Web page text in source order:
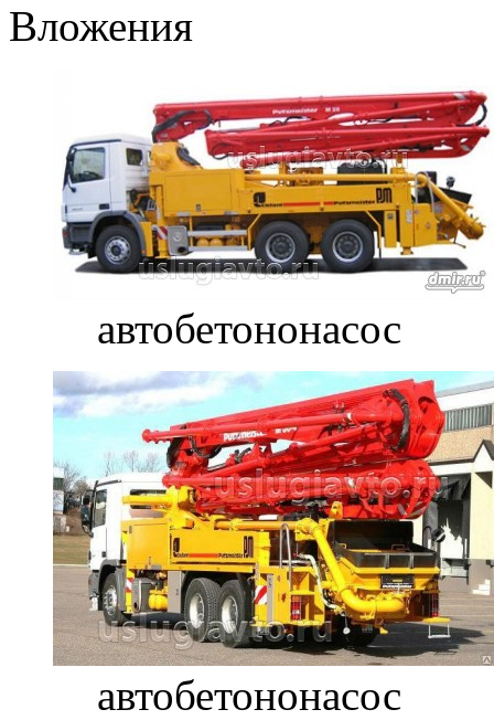
Вложения
автобетононасос
автобетононасос